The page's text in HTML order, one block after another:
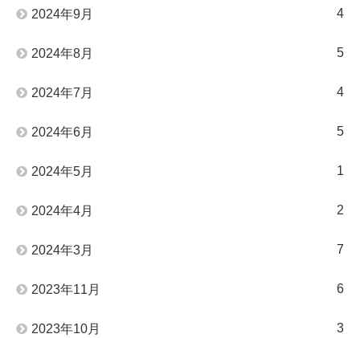
2024年9月 4
2024年8月 5
2024年7月 4
2024年6月 5
2024年5月 1
2024年4月 2
2024年3月 7
2023年11月 6
2023年10月 3